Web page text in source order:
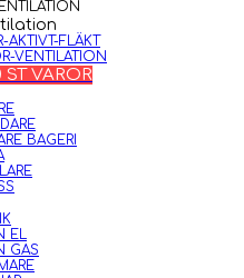
AKTIVT-FLÄKT
VENTILATION
ST VAROR
BAGERI
EL
GAS